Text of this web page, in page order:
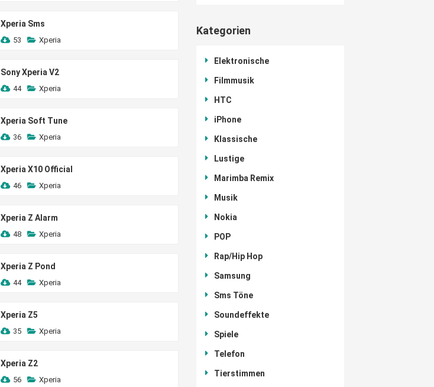
Xperia Sms
53 Xperia
Sony Xperia V2
44 Xperia
Xperia Soft Tune
36 Xperia
Xperia X10 Official
46 Xperia
Xperia Z Alarm
48 Xperia
Xperia Z Pond
44 Xperia
Xperia Z5
35 Xperia
Xperia Z2
56 Xperia
Kategorien
Elektronische
Filmmusik
HTC
iPhone
Klassische
Lustige
Marimba Remix
Musik
Nokia
POP
Rap/Hip Hop
Samsung
Sms Töne
Soundeffekte
Spiele
Telefon
Tierstimmen